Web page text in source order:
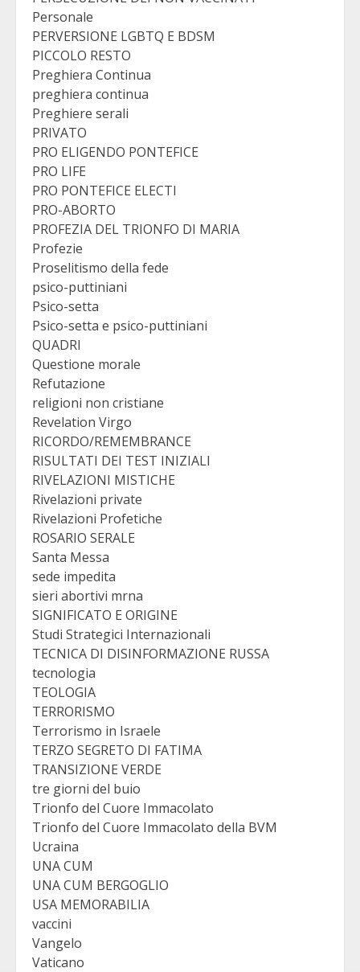
Personale
PERVERSIONE LGBTQ E BDSM
PICCOLO RESTO
Preghiera Continua
preghiera continua
Preghiere serali
PRIVATO
PRO ELIGENDO PONTEFICE
PRO LIFE
PRO PONTEFICE ELECTI
PRO-ABORTO
PROFEZIA DEL TRIONFO DI MARIA
Profezie
Proselitismo della fede
psico-puttiniani
Psico-setta
Psico-setta e psico-puttiniani
QUADRI
Questione morale
Refutazione
religioni non cristiane
Revelation Virgo
RICORDO/REMEMBRANCE
RISULTATI DEI TEST INIZIALI
RIVELAZIONI MISTICHE
Rivelazioni private
Rivelazioni Profetiche
ROSARIO SERALE
Santa Messa
sede impedita
sieri abortivi mrna
SIGNIFICATO E ORIGINE
Studi Strategici Internazionali
TECNICA DI DISINFORMAZIONE RUSSA
tecnologia
TEOLOGIA
TERRORISMO
Terrorismo in Israele
TERZO SEGRETO DI FATIMA
TRANSIZIONE VERDE
tre giorni del buio
Trionfo del Cuore Immacolato
Trionfo del Cuore Immacolato della BVM
Ucraina
UNA CUM
UNA CUM BERGOGLIO
USA MEMORABILIA
vaccini
Vangelo
Vaticano